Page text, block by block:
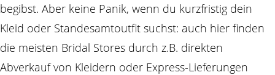
begibst. Aber keine Panik, wenn du kurzfristig dein
Kleid oder Standesamtoutfit suchst: auch hier finden
die meisten Bridal Stores durch z.B. direkten
Abverkauf von Kleidern oder Express-Lieferungen